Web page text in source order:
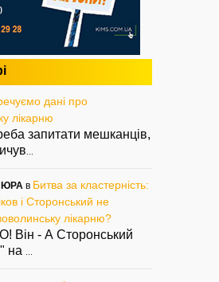
дані про
лікарню
запитати мешканців,
...
в Битва за кластерність:
і Сторонський не
лікарню?
Він - А Сторонський
на ...